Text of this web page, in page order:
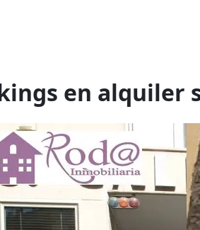
en alquiler